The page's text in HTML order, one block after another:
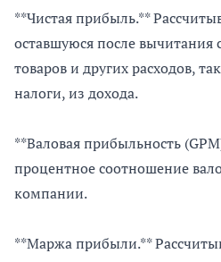
**Чистая прибыль.**
оставшуюся после
товаров и других расходов,
налоги, из дохода.
**Валовая прибыльность
процентное соотношение
компании.
**Маржа прибыли.**